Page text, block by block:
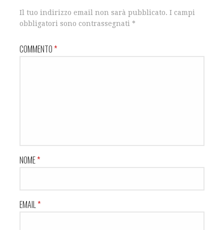
Il tuo indirizzo email non sarà pubblicato. I campi
obbligatori sono contrassegnati *
COMMENTO*
NOME*
EMAIL *